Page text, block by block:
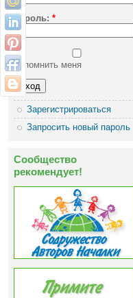
Пароль: *
Запомнить меня
Зарегистрироваться
Запросить новый пароль
Сообщество
рекомендует!